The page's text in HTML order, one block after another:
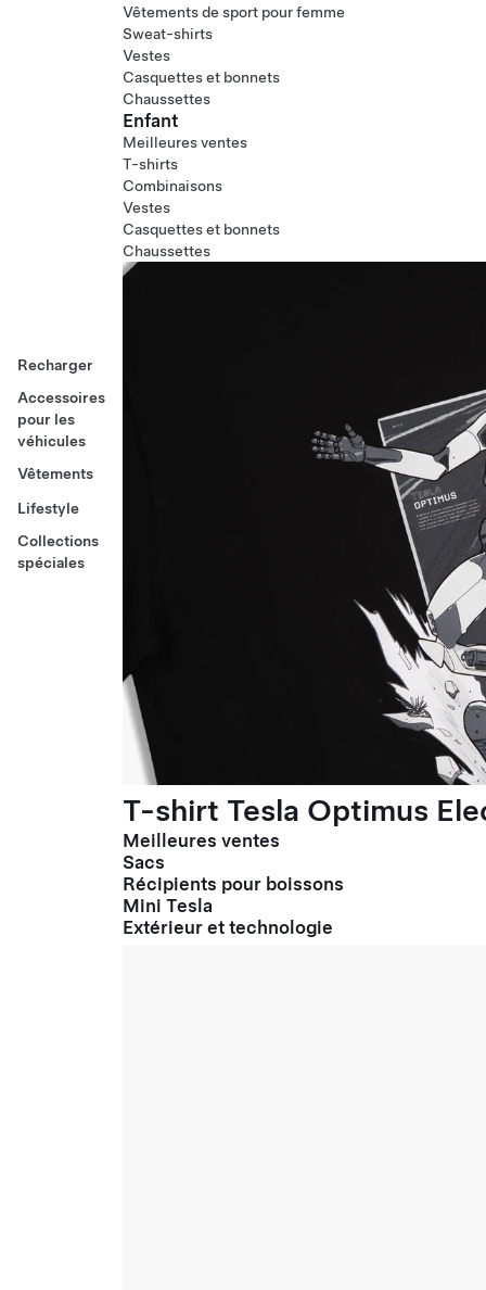
Recharger
Accessoires
pour les
véhicules
Vêtements
Lifestyle
Collections
spéciales
Vêtements de sport pour femme
Sweat-shirts
Vestes
Casquettes et bonnets
Chaussettes
Enfant
Meilleures ventes
T-shirts
Combinaisons
Vestes
Casquettes et bonnets
Chaussettes
T-shirt Tesla Optimus
Meilleures ventes
Sacs
Récipients pour boissons
Mini Tesla
Extérieur et technologie